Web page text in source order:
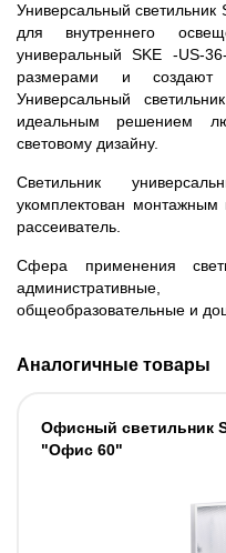
Универсальный светильник
для внутреннего
универальный SKE -US-
размерами и
Универсальный
идеальным решением
световому дизайну.
Светильник
укомплектован монтажным
рассеиватель.
Сфера применения
общеобразовательные и
Аналогичные товары
Офисный светильник
"Офис 60"